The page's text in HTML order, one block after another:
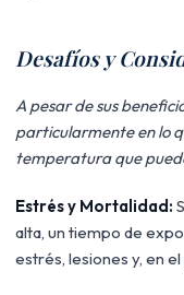
Desafíos y
A pesar de sus
particularmente en lo
temperatura que
Estrés y Mortalidad:
alta, un tiempo de
estrés, lesiones y, en